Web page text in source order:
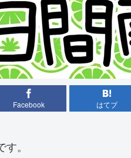
Facebook はてブ
。